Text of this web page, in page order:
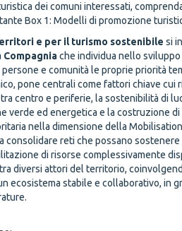
dei comuni interessati,
Box 1: Modelli di promozione
e per il turismo sostenibile si
che individua nello
e comunità le proprie priorità
pone centrali come fattori chiave cui
centro e periferie, la sostenibilità di
verde ed energetica e la costruzione
nella dimensione della
consolidare reti che possano
di risorse complessivamente
diversi attori del territorio,
ecosistema stabile e collaborativo, in